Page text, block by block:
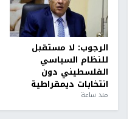
الرجوب: لا مستقبل
للنظام السياسي
الفلسطيني دون
انتخابات ديمقراطية
منذ ساعة